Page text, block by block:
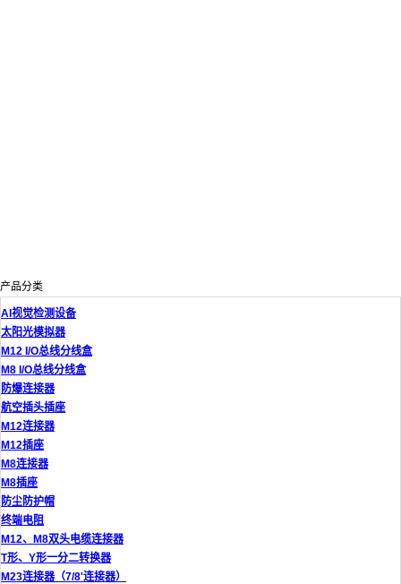
产品分类
AI视觉检测设备
太阳光模拟器
M12 I/O总线分线盒
M8 I/O总线分线盒
防爆连接器
航空插头插座
M12连接器
M12插座
M8连接器
M8插座
防尘防护帽
终端电阻
M12、M8双头电缆连接器
T形、Y形一分二转换器
M23连接器（7/8'连接器）